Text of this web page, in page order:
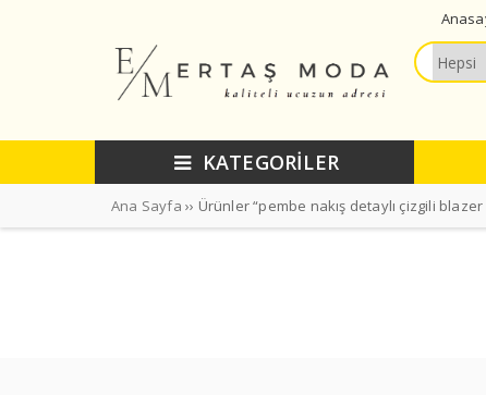
KATEGORİLER
Ana Sayfa ›› Ürünler “pembe nakış detaylı çizgili